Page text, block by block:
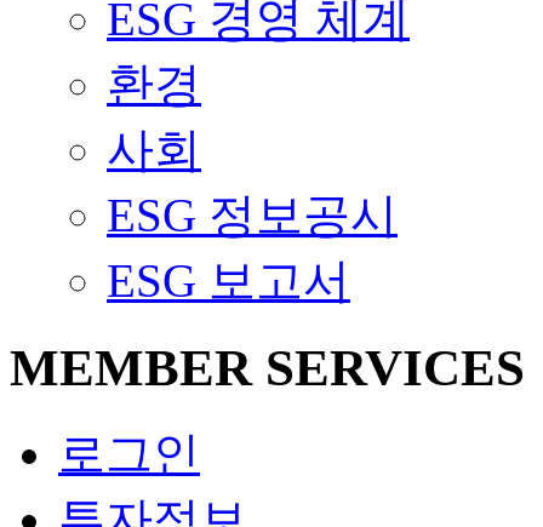
ESG 경영 체계
환경
사회
ESG 정보공시
ESG 보고서
MEMBER SERVICES
로그인